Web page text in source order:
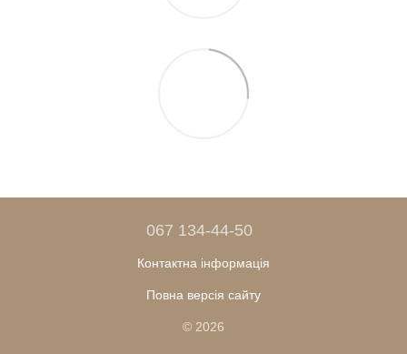
067 134-44-50
Контактна інформація
Повна версія сайту
© 2026